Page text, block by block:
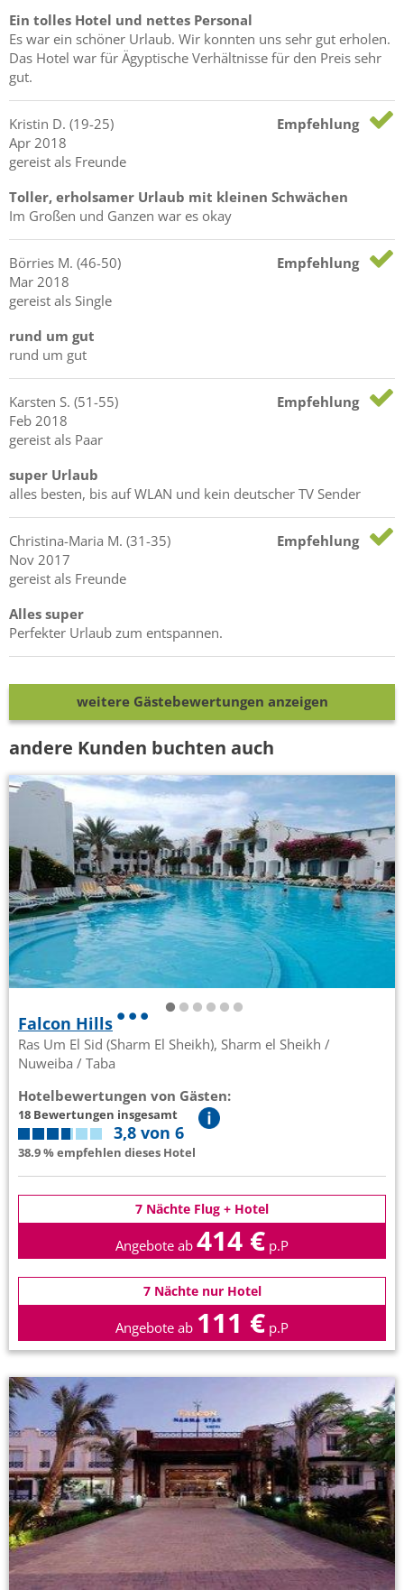
Ein tolles Hotel und nettes Personal
Es war ein schöner Urlaub. Wir konnten uns sehr gut erholen.
Das Hotel war für Ägyptische Verhältnisse für den Preis sehr
gut.
Kristin D. (19-25)
Apr 2018
gereist als Freunde
Empfehlung
Toller, erholsamer Urlaub mit kleinen Schwächen
Im Großen und Ganzen war es okay
Börries M. (46-50)
Mar 2018
gereist als Single
Empfehlung
rund um gut
rund um gut
Karsten S. (51-55)
Feb 2018
gereist als Paar
Empfehlung
super Urlaub
alles besten, bis auf WLAN und kein deutscher TV Sender
Christina-Maria M. (31-35)
Nov 2017
gereist als Freunde
Empfehlung
Alles super
Perfekter Urlaub zum entspannen.
weitere Gästebewertungen anzeigen
andere Kunden buchten auch
Falcon Hills
Ras Um El Sid (Sharm El Sheikh), Sharm el Sheikh /
Nuweiba / Taba
Hotelbewertungen von Gästen:
18 Bewertungen insgesamt
3,8 von 6
38.9 % empfehlen dieses Hotel
7 Nächte Flug + Hotel
Angebote ab 414 € p.P
7 Nächte nur Hotel
Angebote ab 111 € p.P